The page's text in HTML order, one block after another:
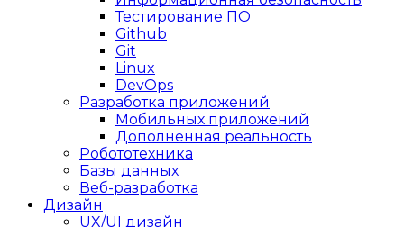
Тестирование ПО
Github
Git
Linux
DevOps
Разработка приложений
Мобильных приложений
Дополненная реальность
Робототехника
Базы данных
Веб-разработка
Дизайн
UX/UI дизайн